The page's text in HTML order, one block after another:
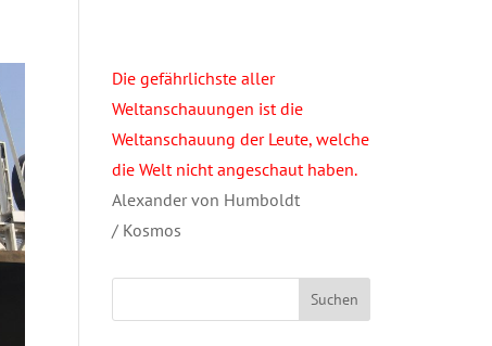
Die gefährlichste aller
Weltanschauungen ist die
Weltanschauung der Leute, welche
die Welt nicht angeschaut haben.
Alexander von Humboldt
/ Kosmos